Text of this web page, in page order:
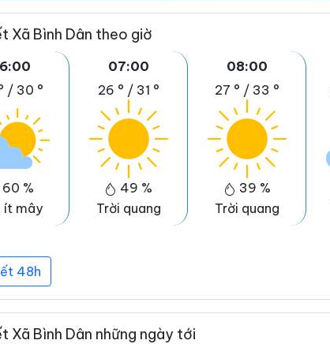
Xã Bình Dân theo giờ
/ 30 °
60 %
ít mây
07:00
26 ° / 31 °
49 %
Trời quang
08:00
27 ° / 33 °
39 %
Trời quang
48h
Xã Bình Dân những ngày tới